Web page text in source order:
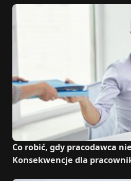
Co robić, gdy pracodawca nie
Konsekwencje dla